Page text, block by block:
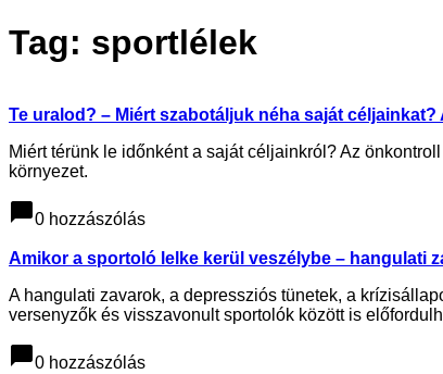
Tag: sportlélek
Te uralod? – Miért szabotáljuk néha saját
Miért térünk le időnként a saját céljainkról? Az
környezet.
chat_bubble0 hozzászólás
Amikor a sportoló lelke kerül veszélybe – hangulati
A hangulati zavarok, a depressziós tünetek, a
versenyzők és visszavonult sportolók között is
chat_bubble0 hozzászólás